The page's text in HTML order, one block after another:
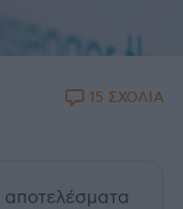
15 ΣΧΟΛΙΑ
αποτελέσματα